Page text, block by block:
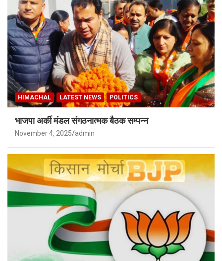
HIMACHAL LATEST NEWS POLITICS
भाजपा अर्की मंडल संगठनात्मक बैठक सम्पन्न
November 4, 2025 admin